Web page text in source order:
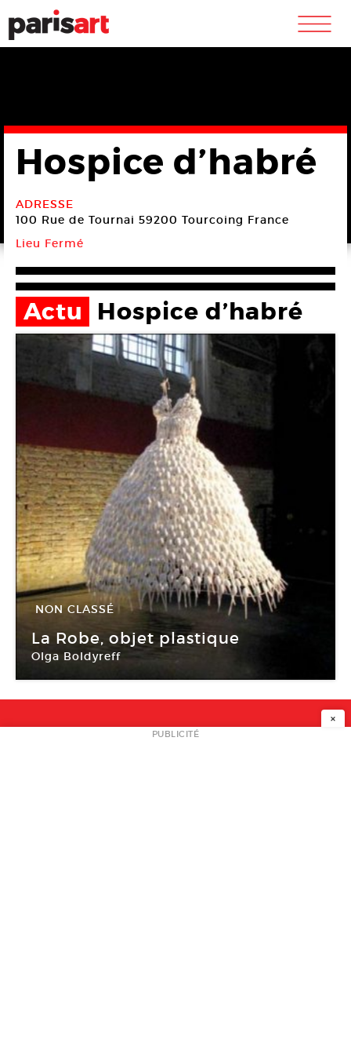
m
Hospice d’habré
ADRESSE
100 Rue de Tournai 59200 Tourcoing France
Lieu Fermé
Actu Hospice d’habré
NON CLASSÉ
15 Jan -21 Fév 2010
La Robe, objet plastique
Olga Boldyreff
NEWSLETTER
×
PUBLICITÉ